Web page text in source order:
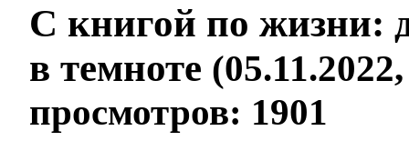
С книгой по жизни:
в темноте
просмотров: 1901